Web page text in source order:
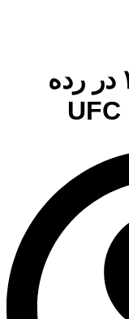
رویداد یو اف سی ۲۶۴ در رده